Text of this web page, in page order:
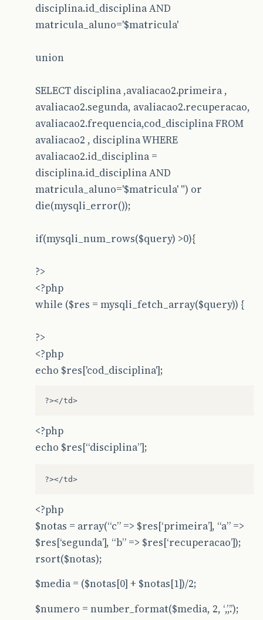
disciplina.id_disciplina AND
matricula_aluno='$matricula'
union
SELECT disciplina ,avaliacao2.primeira ,
avaliacao2.segunda, avaliacao2.recuperacao,
avaliacao2.frequencia,cod_disciplina FROM
avaliacao2 , disciplina WHERE
avaliacao2.id_disciplina =
disciplina.id_disciplina AND
matricula_aluno='$matricula' ") or
die(mysqli_error());
if(mysqli_num_rows($query) >0){
?>
<?php
while ($res = mysqli_fetch_array($query)) {
?>
<?php
echo $res['cod_disciplina'];
?></td>
<?php
echo $res[“disciplina”];
?></td>
<?php
$notas = array(“c” => $res[‘primeira’], “a” =>
$res[‘segunda’], “b” => $res[‘recuperacao’]);
rsort($notas);
$media = ($notas[0] + $notas[1])/2;
$numero = number_format($media, 2, ‘,’,’.’);